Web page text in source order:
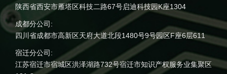
陕西省西安市雁塔区科技二路67号启迪科技园K座1304
成都分公司:
四川省成都市高新区天府大道北段1480号9号园区F座6层611
宿迁分公司:
江苏宿迁市宿城区洪泽湖路732号宿迁市知识产权服务业集聚区